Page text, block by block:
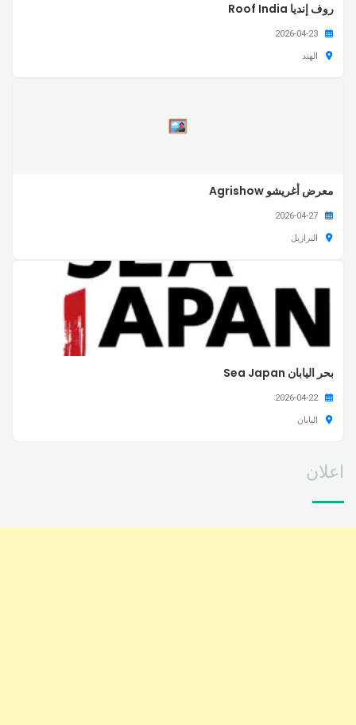
روف إنديا Roof India
الهند
معرض أغريشو Agrishow
البرازيل
بحر اليابان Sea Japan
2026-04-22
اليابان
اعلان